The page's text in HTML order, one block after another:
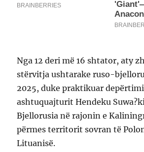
Nga 12 deri më 16 shtator, aty
stërvitja ushtarake ruso-
2025, duke praktikuar
ashtuquajturit Hendeku
Bjellorusia në rajonin e
përmes territorit sovran të
Lituanisë.